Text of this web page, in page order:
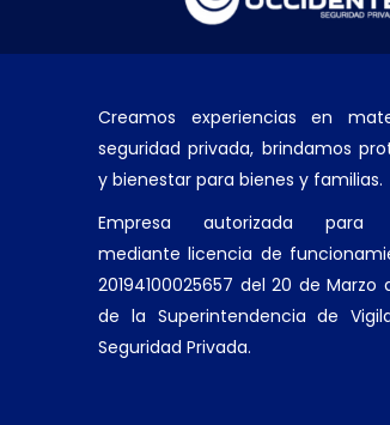
Creamos experiencias en
seguridad privada, brindamos
y bienestar para bienes y familias.
Empresa autorizada para
mediante licencia de
20194100025657 del 20 de Marzo
de la Superintendencia de
Seguridad Privada.